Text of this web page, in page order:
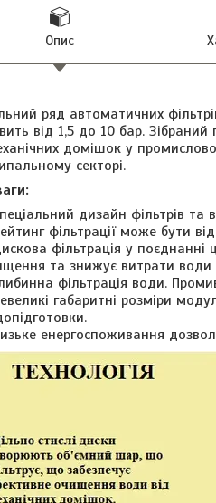
Опис
ряд автоматичних
від 1,5 до 10 бар.
домішок у
секторі.
дизайн фільтрів
фільтрації може бути
фільтрація у
та знижує витрати води
фільтрація води.
габаритні розміри
енергоспоживання